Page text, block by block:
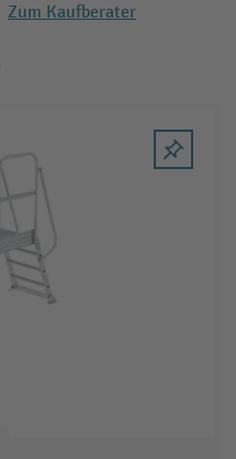
Zum Kaufberater